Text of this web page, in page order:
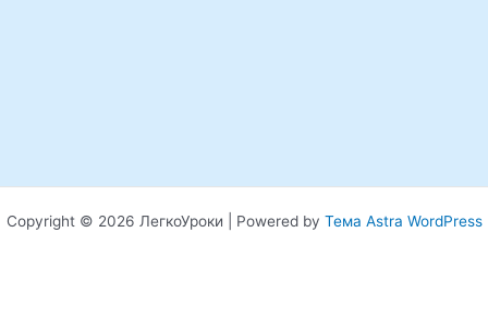
Copyright © 2026 ЛегкоУроки | Powered by Тема Astra WordPress